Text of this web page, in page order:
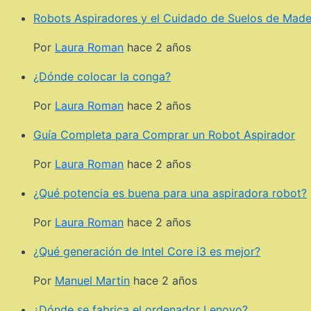
Robots Aspiradores y el Cuidado de Suelos de
Por Laura Roman hace 2 años
¿Dónde colocar la conga?
Por Laura Roman hace 2 años
Guía Completa para Comprar un Robot Aspirador
Por Laura Roman hace 2 años
¿Qué potencia es buena para una aspiradora robot?
Por Laura Roman hace 2 años
¿Qué generación de Intel Core i3 es mejor?
Por Manuel Martin hace 2 años